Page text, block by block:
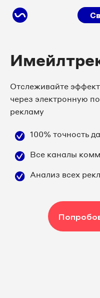
Отслеживайте
через электронную
рекламу
100% точность
Все каналы
Анализ всех